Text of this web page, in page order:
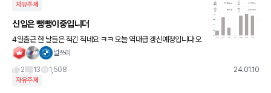
자유주제
신입은 뺑뺑이중입니더
4일출근 한 날들은 적긴 적네요 ㅋㅋ 오늘 역대급 갱신예정입니다 오
늘은 차를 끌고 나와야할 거리였는데 레이 성능보증보험접수 맡기느
널쓰리
2
13 1,508 24.01.10
자유주제